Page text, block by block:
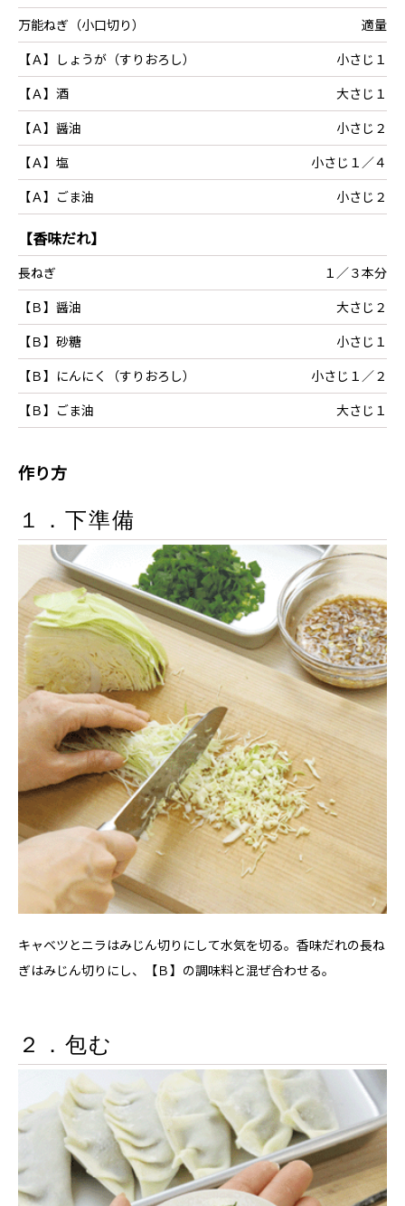
万能ねぎ（小口切り）
適量
【Ａ】しょうが（すりおろし）
小さじ１
【Ａ】酒
大さじ１
【Ａ】醤油
小さじ２
【Ａ】塩
小さじ１／４
【Ａ】ごま油
小さじ２
【香味だれ】
長ねぎ
１／３本分
【Ｂ】醤油
大さじ２
【Ｂ】砂糖
小さじ１
【Ｂ】にんにく（すりおろし）
小さじ１／２
【Ｂ】ごま油
大さじ１
作り方
１．下準備
キャベツとニラはみじん切りにして水気を切る。香味だれの長ね
ぎはみじん切りにし、【Ｂ】の調味料と混ぜ合わせる。
２．包む